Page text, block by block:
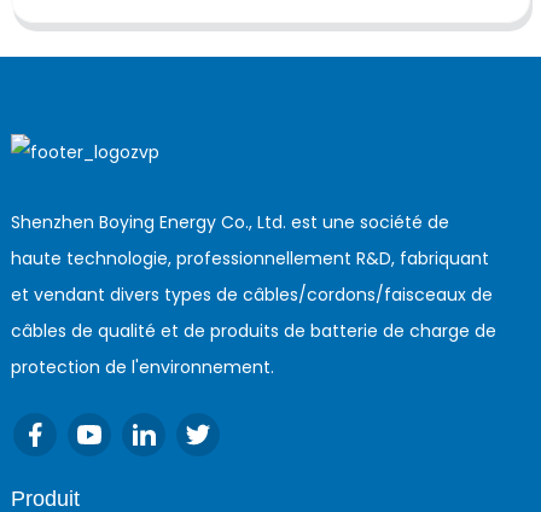
Shenzhen Boying Energy Co., Ltd. est une société de
haute technologie, professionnellement R&D, fabriquant
et vendant divers types de câbles/cordons/faisceaux de
câbles de qualité et de produits de batterie de charge de
protection de l'environnement.
Produit